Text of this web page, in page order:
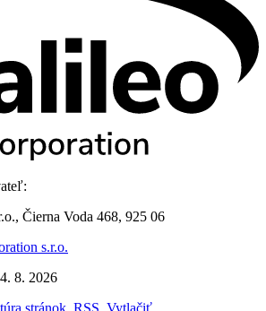
Čierna Voda 468, 925 06
s.r.o.
8. 2026
stránok RSS Vytlačiť